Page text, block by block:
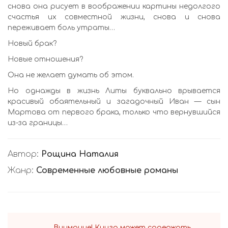
снова она рисует в воображении картины недолгого
счастья их совместной жизни, снова и снова
переживает боль утраты…
Новый брак?
Новые отношения?
Она не желает думать об этом.
Но однажды в жизнь Литы буквально врывается
красивый обаятельный и загадочный Иван — сын
Мартова от первого брака, только что вернувшийся
из-за границы…
Автор: Рощина Наталия
Жанр: Современные любовные романы